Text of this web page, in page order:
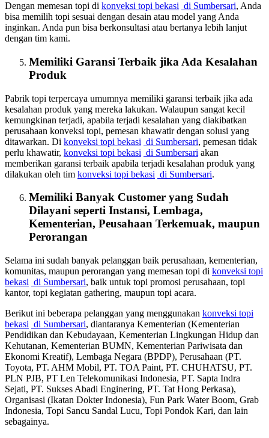
Dengan memesan topi di konveksi topi bekasi di Sumbersari, Anda
bisa memilih topi sesuai dengan desain atau model yang Anda
inginkan. Anda pun bisa berkonsultasi atau bertanya lebih lanjut
dengan tim kami.
Memiliki Garansi Terbaik jika Ada Kesalahan
Produk
Pabrik topi terpercaya umumnya memiliki garansi terbaik jika ada
kesalahan produk yang mereka lakukan. Walaupun sangat kecil
kemungkinan terjadi, apabila terjadi kesalahan yang diakibatkan
perusahaan konveksi topi, pemesan khawatir dengan solusi yang
ditawarkan. Di konveksi topi bekasi di Sumbersari, pemesan tidak
perlu khawatir, konveksi topi bekasi di Sumbersari akan
memberikan garansi terbaik apabila terjadi kesalahan produk yang
dilakukan oleh tim konveksi topi bekasi di Sumbersari.
Memiliki Banyak Customer yang Sudah
Dilayani seperti Instansi, Lembaga,
Kementerian, Peusahaan Terkemuak, maupun
Perorangan
Selama ini sudah banyak pelanggan baik perusahaan, kementerian,
komunitas, maupun perorangan yang memesan topi di konveksi topi
bekasi di Sumbersari, baik untuk topi promosi perusahaan, topi
kantor, topi kegiatan gathering, maupun topi acara.
Berikut ini beberapa pelanggan yang menggunakan konveksi topi
bekasi di Sumbersari, diantaranya Kementerian (Kementerian
Pendidikan dan Kebudayaan, Kementerian Lingkungan Hidup dan
Kehutanan, Kementerian BUMN, Kementerian Pariwisata dan
Ekonomi Kreatif), Lembaga Negara (BPDP), Perusahaan (PT.
Toyota, PT. AHM Mobil, PT. TOA Paint, PT. CHUHATSU, PT.
PLN PJB, PT Len Telekomunikasi Indonesia, PT. Sapta Indra
Sejati, PT. Sukses Abadi Enginering, PT. Tat Hong Perkasa),
Organisasi (Ikatan Dokter Indonesia), Fun Park Water Boom, Grab
Indonesia, Topi Sancu Sandal Lucu, Topi Pondok Kari, dan lain
sebagainya.